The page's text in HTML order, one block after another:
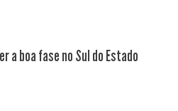
a boa fase no Sul do Estado